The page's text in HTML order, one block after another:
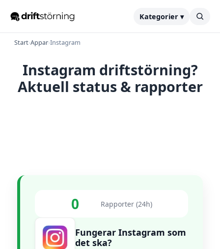
Kategorier ▾
Start›Appar›Instagram
Instagram driftstörning?
Aktuell status & rapporter
0 Rapporter (24h)
Fungerar Instagram som
det ska?